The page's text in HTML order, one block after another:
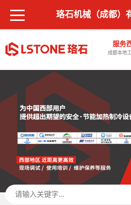
服务
成都本地
珞石机械（成都）